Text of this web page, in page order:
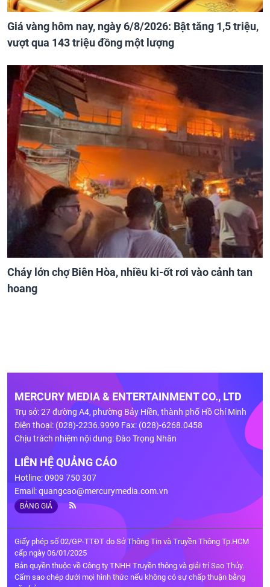
Giá vàng hôm nay, ngày 6/8/2026: Bật tăng 1,5 triệu,
vượt qua 143 triệu đồng một lượng
Cháy lớn chợ Biên Hòa, nhiều ki-ốt rơi vào cảnh tan
hoang
MERCURY MEDIA & ENTERTAINMENT CO., LTD
Trụ sở: 27 đường A4, phường Bảy Hiền, thành phố Hồ Chí Minh
Điện thoại: (028)-2236.9999 Fax: (028)-6268.0458
Chịu trách nhiệm nội dung: Đào Trọng Nhân
LIÊN HỆ QUẢNG CÁO
Hotline: 0909 750 307
Email:quangcao@mercurymedia.com.vn
BẢNG GIÁ
Giấy phép số 02/GP-TTĐT do Sở Thông Tin và Truyền Thông Tp.HCM
cấp ngày 06/01/2025
Bản quyền thuộc về Công ty TNHH Truyền thông và giải trí Sao Thủy.
Cấm sao chép dưới mọi hình thức nếu không có sự chấp thuận bằng